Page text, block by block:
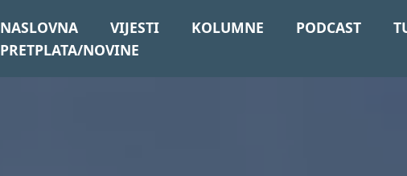
NASLOVNA VIJESTI KOLUMNE PODCAST
PRETPLATA/NOVINE